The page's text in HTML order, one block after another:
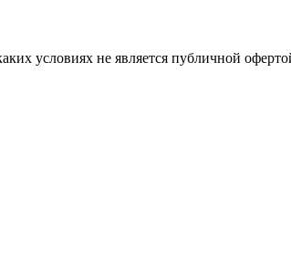
условиях не является публичной